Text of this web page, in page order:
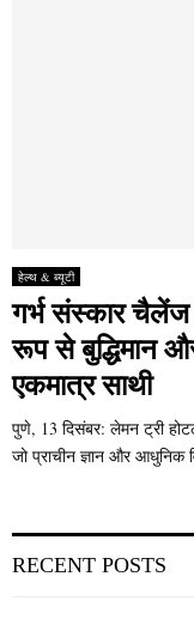
हेल्थ & ब्यूटी
गर्भ संस्कार
रूप से बुद्धिमान
एकमात्र साथी
पुणे, 13 दिसंबर: लेमन ट्री
जो प्राचीन ज्ञान और आधुनिक
RECENT POSTS